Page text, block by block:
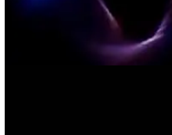
更大的上下文視窗與更新的推理行為下
官方文件明確指出要保留 base URL，
deepseek-v4-pro 或 deepseek-v4-